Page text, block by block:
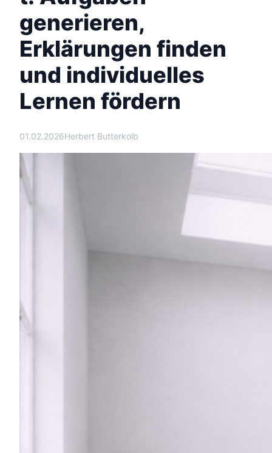
generieren,
Erklärungen finden
und individuelles
Lernen fördern
01.02.2026Herbert Butterkolb